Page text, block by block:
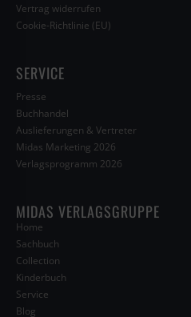
Vertrag widerrufen
Cookie-Richtlinie (EU)
SERVICE
Presse
Buchhandel
Auslieferungen & Vertreter
Midas Marketing 2026
Verlagsprogramm 2026
MIDAS VERLAGSGRUPPE
Home
Sachbuch
Collection
Kinderbuch
Service
Blog